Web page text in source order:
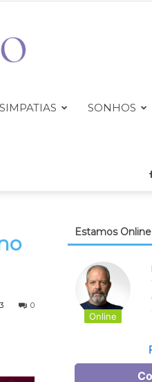
SIMPATIAS SONHOS
0
Estamos Online